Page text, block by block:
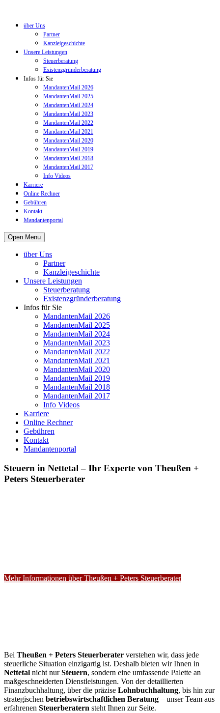
über Uns
Partner
Kanzleigeschichte
Unsere Leistungen
Steuerberatung
Existenzgründerberatung
Infos für Sie
MandantenMail 2026
MandantenMail 2025
MandantenMail 2024
MandantenMail 2023
MandantenMail 2022
MandantenMail 2021
MandantenMail 2020
MandantenMail 2019
MandantenMail 2018
MandantenMail 2017
Info Videos
Karriere
Online Rechner
Gebühren
Kontakt
Mandantenportal
Open Menu
über Uns
Partner
Kanzleigeschichte
Unsere Leistungen
Steuerberatung
Existenzgründerberatung
Infos für Sie
MandantenMail 2026
MandantenMail 2025
MandantenMail 2024
MandantenMail 2023
MandantenMail 2022
MandantenMail 2021
MandantenMail 2020
MandantenMail 2019
MandantenMail 2018
MandantenMail 2017
Info Videos
Karriere
Online Rechner
Gebühren
Kontakt
Mandantenportal
Steuern in Nettetal – Ihr Experte von Theußen +
Peters Steuerberater
Mehr Informationen über Theußen + Peters Steuerberater
Bei Theußen + Peters Steuerberater verstehen wir, dass jede
steuerliche Situation einzigartig ist. Deshalb bieten wir Ihnen in
Nettetal nicht nurSteuern, sondern eine umfassende Palette an
maßgeschneiderten Dienstleistungen. Von der detaillierten
Finanzbuchhaltung, über die präzise Lohnbuchhaltung, bis hin zur
strategischen betriebswirtschaftlichen Beratung – unser Team aus
erfahrenen Steuerberatern steht Ihnen zur Seite.